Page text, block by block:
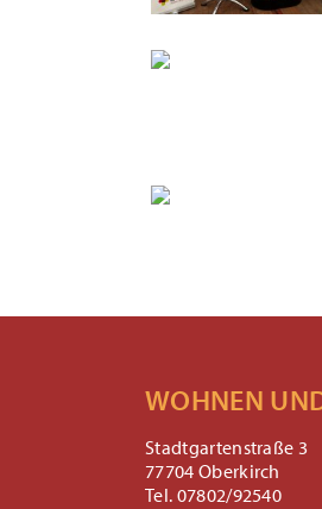
WOHNEN
Stadtgartenstraße 3
77704 Oberkirch
Tel. 07802/92540